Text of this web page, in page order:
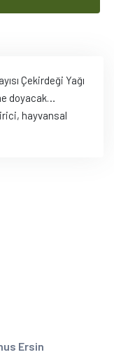
Çekirdeği Yağı
doyacak…
hayvansal
Ersin